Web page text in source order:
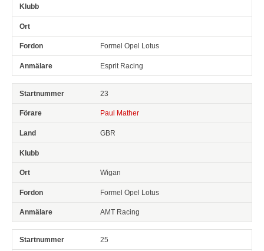
Formel Opel Lotus
Esprit Racing
23
Paul Mather
GBR
Wigan
Formel Opel Lotus
AMT Racing
25